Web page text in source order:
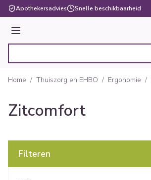
Ga naar de inhoud
Apothekersadvies Snelle beschikbaarheid
Menu
Home / Thuiszorg en EHBO / Ergonomie /
Zitcomfort
Filteren